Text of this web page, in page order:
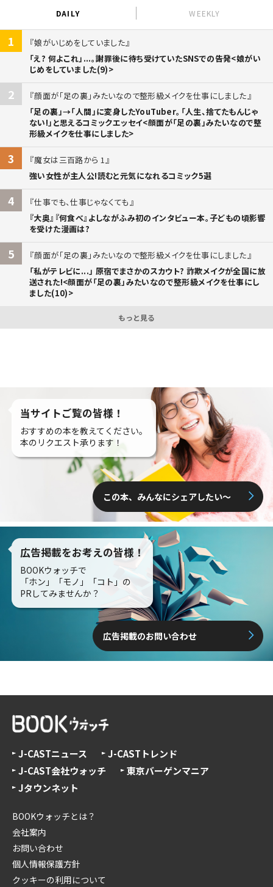
DAILY WEEKLY
1
娘がいじめをしていました
「え? 何よこれ」...。謝罪後に待ち受けていたSNSでの告発<娘がい
じめをしていました(9)>
2
顔面が「足の裏」みたいなので整形級メイクを仕事にしました
「足の裏」→「人間」に変身したYouTuber。「人生、捨てたもんじゃ
ない!」と思えるコミックエッセイ<顔面が「足の裏」みたいなので整
形級メイクを仕事にしました>
3
魔女は三百路から 1
強い女性が主人公!読むと元気になれるコミック5選
4
仕事でも、仕事じゃなくても
『大奥』『何食べ』よしながふみ初のインタビュー本。子どもの頃影響
を受けた漫画は?
5
顔面が「足の裏」みたいなので整形級メイクを仕事にしました
「私がテレビに...」 原宿でまさかのスカウト? 詐欺メイクが全国に放
送された!<顔面が「足の裏」みたいなので整形級メイクを仕事にし
ました(10)>
もっと見る
当サイトご覧の皆様！
おすすめの本を教えてください。
本のリクエスト承ります！
この本、みんなにシェアしたい〜
広告掲載をお考えの皆様！
BOOKウォッチで
「ホン」「モノ」「コト」の
PRしてみませんか？
広告掲載のお問い合わせ
J-CASTニュース
J-CASTトレンド
J-CAST会社ウォッチ
東京バーゲンマニア
Jタウンネット
BOOKウォッチとは？
会社案内
お問い合わせ
個人情報保護方針
クッキーの利用について